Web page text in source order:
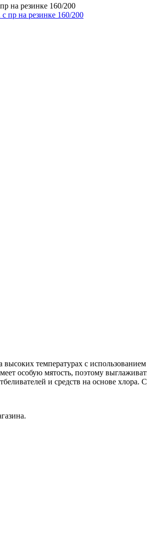
на резинке 160/200
температурах с использованием
особую мятость, поэтому
и средств на основе